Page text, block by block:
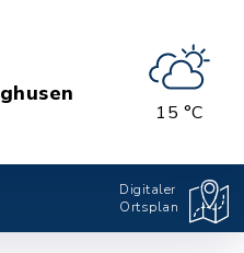
15 °C
Digitaler
Ortsplan